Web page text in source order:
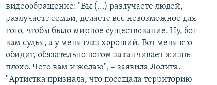
видеообращение: "Вы (...) разлучаете людей,
разлучаете семьи, делаете все невозможное для
того, чтобы было мирное существование. Ну, бог
вам судья, а у меня глаз хороший. Вот меня кто
обидит, обязательно потом заканчивает жизнь
плохо. Чего вам и желаю", –​ заявила Лолита.
"Артистка признала, что посещала территорию